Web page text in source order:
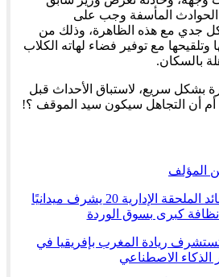
المأسفة وجب على
جدي مع هذه الظاهرة، وذلك من
مع توفير فضاء لهاته الكلاب
بالسكان.
بشكل سريع، لاستباق الأحداث قبل
أم أن التجاهل سيكون سيد الموقف ؟!
المؤلف
طنجة..قائد الملحقة الإدارية 20 يشرف ميدانيًا
كبرى بسوق الوردة
ريادة المغرب بإفريقيا في
الاصطناعي